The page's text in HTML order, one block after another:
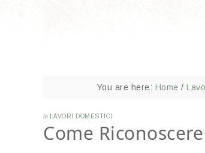
You are here: Home /
in LAVORI DOMESTICI
Come